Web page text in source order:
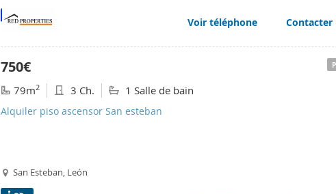
Voir téléphone Contacter
750€
79m2 3 Ch. 1 Salle de bain
Alquiler piso ascensor San esteban
San Esteban, León